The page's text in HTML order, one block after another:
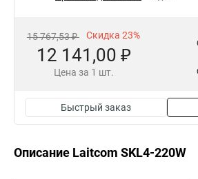
15 767,53 ₽ Скидка 23%
12 141,00 ₽
Цена за 1 шт.
Быстрый заказ
Описание Laitcom SKL4-220W